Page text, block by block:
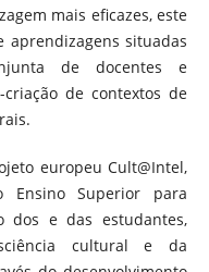
mais eficazes, este
situadas
de docentes e
de contextos de
europeu Cult@Intel,
Ensino Superior para
dos e das estudantes,
cultural e da